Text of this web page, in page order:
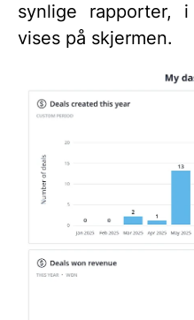
synlige rapporter,
vises på skjermen.